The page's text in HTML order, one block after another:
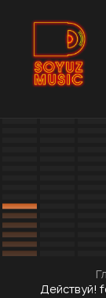
Действуй!